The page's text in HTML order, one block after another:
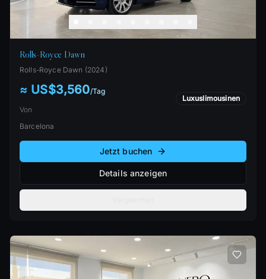
Rolls-Royce Dawn
Rolls-Royce Dawn (2024 )
≈ US$3,560/Tag
Von
Luxuslimousinen
Barcelona
Jetzt buchen
Details anzeigen